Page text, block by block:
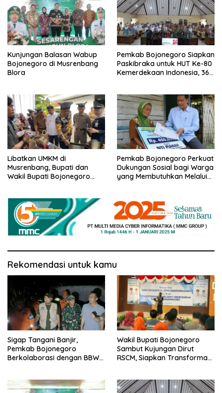
Kunjungan Balasan Wabup
Bojonegoro di Musrenbang
Blora
Pemkab Bojonegoro Siapkan
Paskibraka untuk HUT Ke-80
Kemerdekaan Indonesia, 364
Libatkan UMKM di
Musrenbang, Bupati dan
Wakil Bupati Bojonegoro
Pemkab Bojonegoro Perkuat
Dukungan Sosial bagi Warga
yang Membutuhkan Melalui
Rekomendasi untuk kamu
Sigap Tangani Banjir,
Pemkab Bojonegoro
Berkolaborasi dengan BBWS
Wakil Bupati Bojonegoro
Sambut Kujungan Dirut
RSCM, Siapkan Transformasi
Terbaik